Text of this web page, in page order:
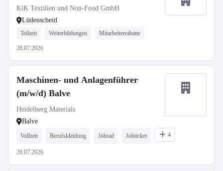
KiK Textilien und Non-Food GmbH
Lüdenscheid
Teilzeit Weiterbildungen Mitarbeiterrabatte
28.07.2026
Maschinen- und Anlagenführer
(m/w/d) Balve
Heidelberg Materials
Balve
Vollzeit Berufskleidung Jobrad Jobticket 4
28.07.2026